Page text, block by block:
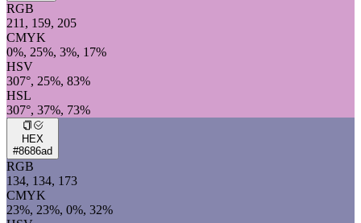
RGB
211, 159, 205
CMYK
0%, 25%, 3%, 17%
HSV
307°, 25%, 83%
HSL
307°, 37%, 73%
HEX
#8686ad
RGB
134, 134, 173
CMYK
23%, 23%, 0%, 32%